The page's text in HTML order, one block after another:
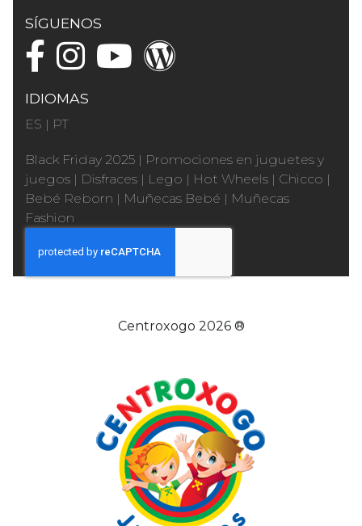
SÍGUENOS
IDIOMAS
ES | PT
Black Friday 2025 | Promociones en juguetes y
juegos | Disfraces | Lego | Hot Wheels | Chicco |
Bebé Reborn | Muñecas Bebé | Muñecas
Fashion
Centroxogo 2026 ®